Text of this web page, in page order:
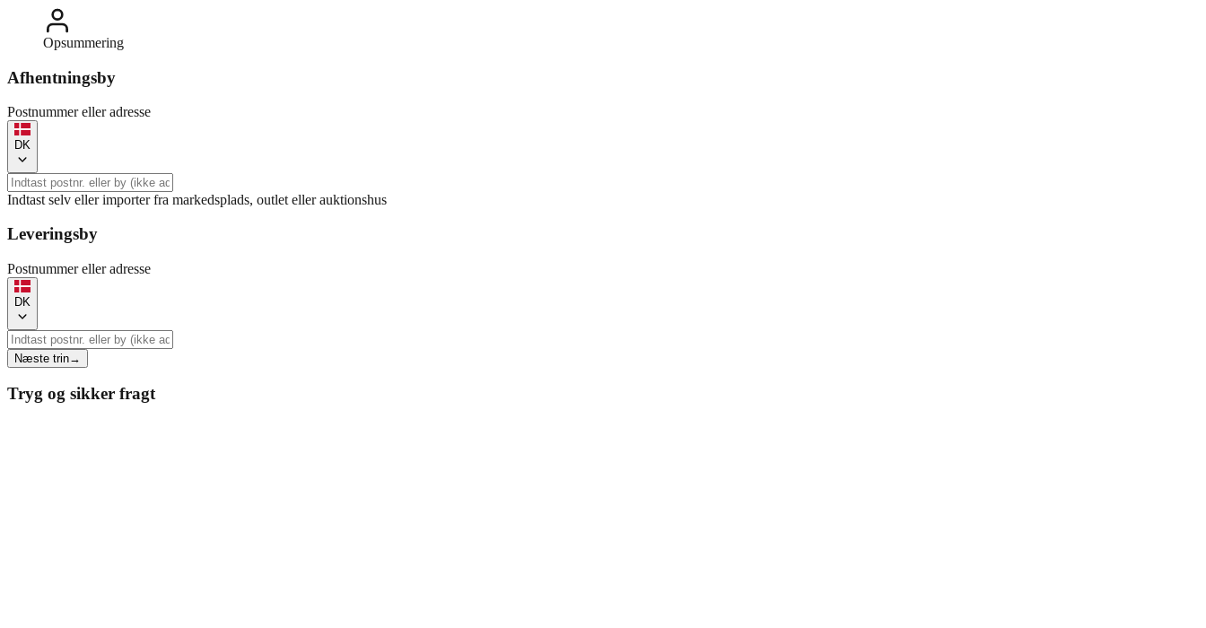
Opsummering
Afhentningsby
Postnummer eller adresse
DK
Indtast selv eller importer fra markedsplads, outlet eller auktionshus
Leveringsby
Postnummer eller adresse
DK
Næste trin→
Tryg og sikker fragt